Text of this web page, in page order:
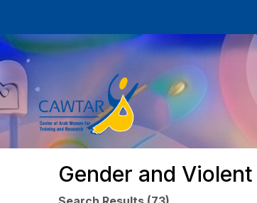
Gender and